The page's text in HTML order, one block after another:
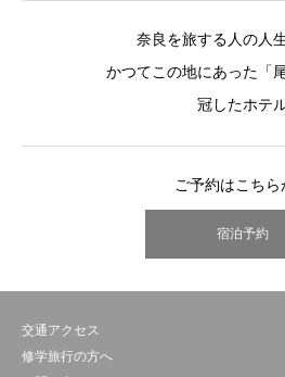
奈良を旅する人の人
かつてこの地にあった「
冠したホテ
ご予約はこちら
宿泊予約
交通アクセス
修学旅行の方へ